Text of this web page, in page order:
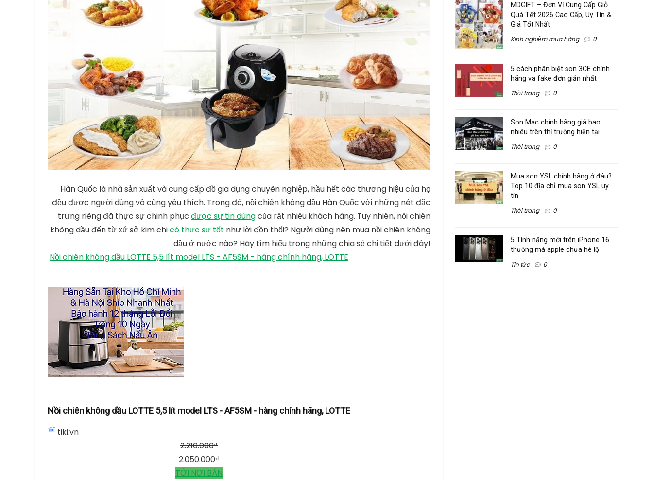
Hàn Quốc là nhà sản xuất và cung cấp đồ gia dụng chuyên nghiệp, hầu hết các thương hiệu của họ
đều được người dùng vô cùng yêu thích. Trong đó, nồi chiên không dầu Hàn Quốc với những nét đặc
trưng riêng đã thực sự chinh phục được sự tin dùngcủa rất nhiều khách hàng. Tuy nhiên, nồi chiên
không dầu đến từ xứ sở kim chicó thực sự tốt như lời đồn thổi? Người dùng nên mua nồi chiên không
dầu ở nước nào? Hãy tìm hiểu trong những chia sẻ chi tiết dưới đây!
Nồi chiên không dầu LOTTE 5,5 lít model LTS - AF5SM - hàng chính hãng, LOTTE
Nồi chiên không dầu LOTTE 5,5 lít model LTS - AF5SM - hàng chính hãng, LOTTE
tiki.vn
2.210.000₫
2.050.000₫
TỚI NƠI BÁN
MDGIFT – Đơn Vị Cung Cấp Giỏ
Quà Tết 2026 Cao Cấp, Uy Tín &
Giá Tốt Nhất
Kinh nghiệm mua hàng 0
5 cách phân biệt son 3CE chính
hãng và fake đơn giản nhất
Thời trang 0
Son Mac chính hãng giá bao
nhiêu trên thị trường hiện tại
Thời trang 0
Mua son YSL chính hãng ở đâu?
Top 10 địa chỉ mua son YSL uy
tín
Thời trang 0
5 Tính năng mới trên iPhone 16
thường mà apple chưa hé lộ
Tin tức 0